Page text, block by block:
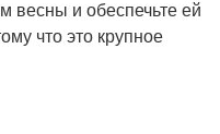
весны и обеспечьте ей
что это крупное